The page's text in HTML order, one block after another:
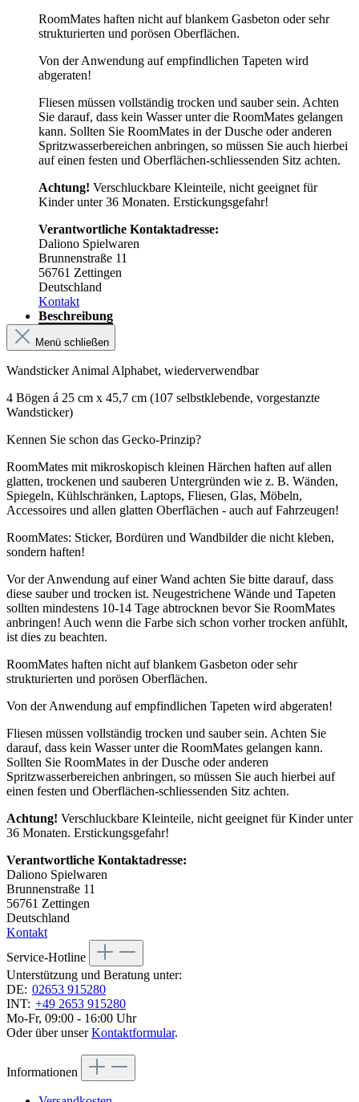
RoomMates haften nicht auf blankem Gasbeton oder sehr
strukturierten und porösen Oberflächen.
Von der Anwendung auf empfindlichen Tapeten wird
abgeraten!
Fliesen müssen vollständig trocken und sauber sein. Achten
Sie darauf, dass kein Wasser unter die RoomMates gelangen
kann. Sollten Sie RoomMates in der Dusche oder anderen
Spritzwasserbereichen anbringen, so müssen Sie auch hierbei
auf einen festen und Oberflächen-schliessenden Sitz achten.
Achtung! Verschluckbare Kleinteile, nicht geeignet für
Kinder unter 36 Monaten. Erstickungsgefahr!
Verantwortliche Kontaktadresse:
Daliono Spielwaren
Brunnenstraße 11
56761 Zettingen
Deutschland
Kontakt
Beschreibung
Menü schließen
Wandsticker Animal Alphabet, wiederverwendbar
4 Bögen á 25 cm x 45,7 cm (107 selbstklebende, vorgestanzte
Wandsticker)
Kennen Sie schon das Gecko-Prinzip?
RoomMates mit mikroskopisch kleinen Härchen haften auf allen
glatten, trockenen und sauberen Untergründen wie z. B. Wänden,
Spiegeln, Kühlschränken, Laptops, Fliesen, Glas, Möbeln,
Accessoires und allen glatten Oberflächen - auch auf Fahrzeugen!
RoomMates: Sticker, Bordüren und Wandbilder die nicht kleben,
sondern haften!
Vor der Anwendung auf einer Wand achten Sie bitte darauf, dass
diese sauber und trocken ist. Neugestrichene Wände und Tapeten
sollten mindestens 10-14 Tage abtrocknen bevor Sie RoomMates
anbringen! Auch wenn die Farbe sich schon vorher trocken anfühlt,
ist dies zu beachten.
RoomMates haften nicht auf blankem Gasbeton oder sehr
strukturierten und porösen Oberflächen.
Von der Anwendung auf empfindlichen Tapeten wird abgeraten!
Fliesen müssen vollständig trocken und sauber sein. Achten Sie
darauf, dass kein Wasser unter die RoomMates gelangen kann.
Sollten Sie RoomMates in der Dusche oder anderen
Spritzwasserbereichen anbringen, so müssen Sie auch hierbei auf
einen festen und Oberflächen-schliessenden Sitz achten.
Achtung! Verschluckbare Kleinteile, nicht geeignet für Kinder unter
36 Monaten. Erstickungsgefahr!
Verantwortliche Kontaktadresse:
Daliono Spielwaren
Brunnenstraße 11
56761 Zettingen
Deutschland
Kontakt
Service-Hotline
Unterstützung und Beratung unter:
DE: 02653 915280
INT: +49 2653 915280
Mo-Fr, 09:00 - 16:00 Uhr
Oder über unserKontaktformular.
Informationen